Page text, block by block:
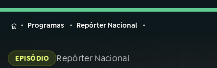
MENU
na
Rádio
Programas Repórter Nacional
EPISÓDIO Repórter Nacional